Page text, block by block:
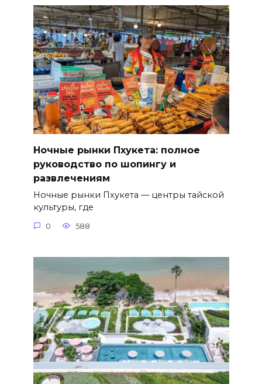
Ночные рынки Пхукета: полное
руководство по шопингу и
развлечениям
Ночные рынки Пхукета — центры тайской
культуры, где
0 588